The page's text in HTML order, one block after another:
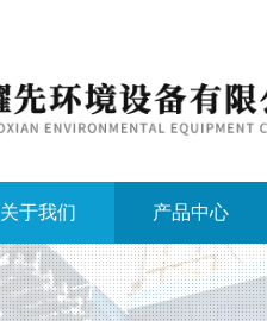
关于我们 产品中心